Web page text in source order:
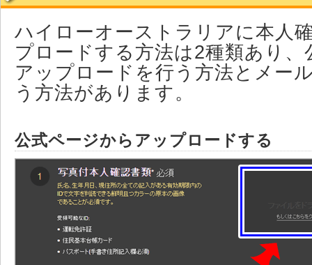
ハイローオーストラリアに本人
プロードする方法は2種類あり
アップロードを行う方法とメー
う方法があります。
公式ページからアップロードする